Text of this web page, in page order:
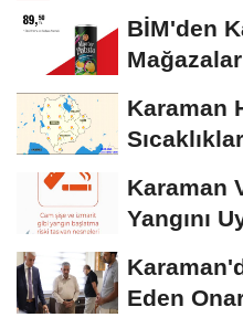
BİM'den
Karaman
Karaman
Yangını
Eden